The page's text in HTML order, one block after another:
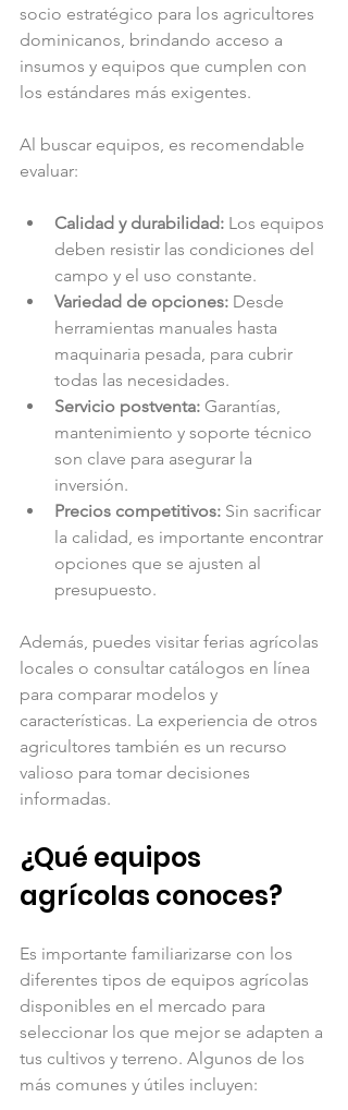
socio estratégico para los agricultores
dominicanos, brindando acceso a
insumos y equipos que cumplen con
los estándares más exigentes.
Al buscar equipos, es recomendable
evaluar:
Calidad y durabilidad: Los equipos
deben resistir las condiciones del
campo y el uso constante.
Variedad de opciones: Desde
herramientas manuales hasta
maquinaria pesada, para cubrir
todas las necesidades.
Servicio postventa: Garantías,
mantenimiento y soporte técnico
son clave para asegurar la
inversión.
Precios competitivos: Sin sacrificar
la calidad, es importante encontrar
opciones que se ajusten al
presupuesto.
Además, puedes visitar ferias agrícolas
locales o consultar catálogos en línea
para comparar modelos y
características. La experiencia de otros
agricultores también es un recurso
valioso para tomar decisiones
informadas.
¿Qué equipos
agrícolas conoces?
Es importante familiarizarse con los
diferentes tipos de equipos agrícolas
disponibles en el mercado para
seleccionar los que mejor se adapten a
tus cultivos y terreno. Algunos de los
más comunes y útiles incluyen: